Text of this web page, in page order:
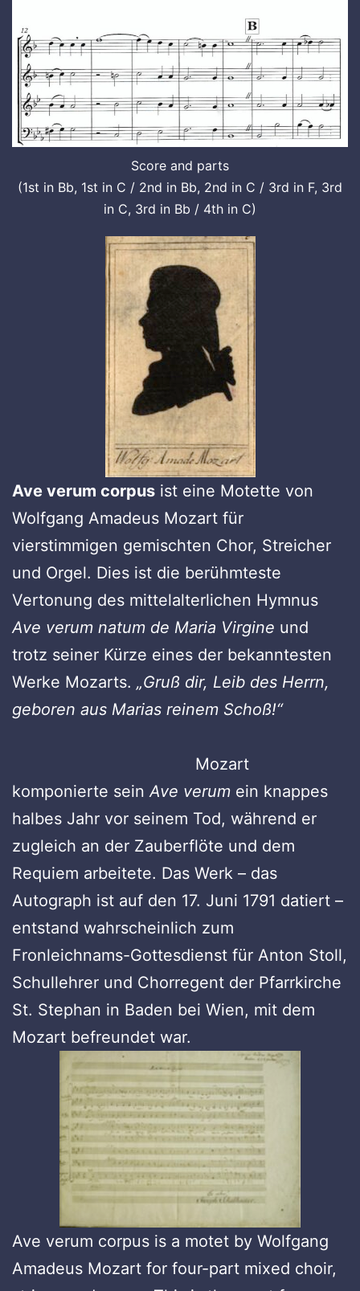
Score and parts
(1st in Bb, 1st in C / 2nd in Bb, 2nd in C / 3rd in F, 3rd
in C, 3rd in Bb / 4th in C)
Ave verum corpus ist eine Motette von
Wolfgang Amadeus Mozart für
vierstimmigen gemischten Chor, Streicher
und Orgel. Dies ist die berühmteste
Vertonung des mittelalterlichen Hymnus
Ave verum natum de Maria Virgine und
trotz seiner Kürze eines der bekanntesten
Werke Mozarts. „Gruß dir, Leib des Herrn,
geboren aus Marias reinem Schoß!“
Mozart
komponierte seinAve verum ein knappes
halbes Jahr vor seinem Tod, während er
zugleich an der Zauberflöte und dem
Requiem arbeitete. Das Werk – das
Autograph ist auf den 17. Juni 1791 datiert –
entstand wahrscheinlich zum
Fronleichnams-Gottesdienst für Anton Stoll,
Schullehrer und Chorregent der Pfarrkirche
St. Stephan in Baden bei Wien, mit dem
Mozart befreundet war.
Ave verum corpus is a motet by Wolfgang
Amadeus Mozart for four-part mixed choir,